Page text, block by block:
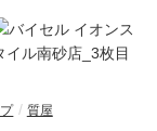
質屋